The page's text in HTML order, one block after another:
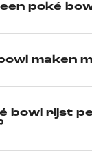
poké
maken
bowl rijst